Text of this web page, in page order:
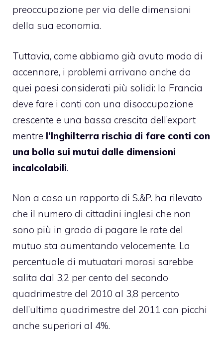
preoccupazione per via delle dimensioni
della sua economia.
Tuttavia, come abbiamo già avuto modo di
accennare, i problemi arrivano anche da
quei paesi considerati più solidi: la Francia
deve fare i conti con una disoccupazione
crescente e una bassa crescita dell’export
mentre l’Inghilterra rischia di fare conti con
una bolla sui mutui dalle dimensioni
incalcolabili.
Non a caso un rapporto di S.&P. ha rilevato
che il numero di cittadini inglesi che non
sono più in grado di pagare le rate del
mutuo sta aumentando velocemente. La
percentuale di mutuatari morosi sarebbe
salita dal 3,2 per cento del secondo
quadrimestre del 2010 al 3,8 percento
dell’ultimo quadrimestre del 2011 con picchi
anche superiori al 4%.